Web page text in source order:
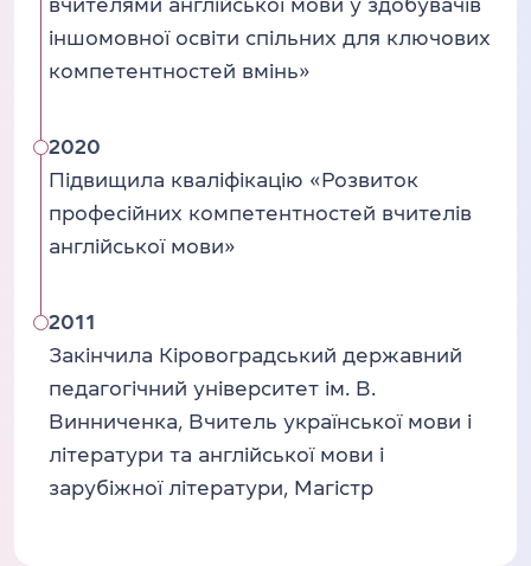
вчителями англійської мови у здобувачів
іншомовної освіти спільних для ключових
компетентностей вмінь»
2020
Підвищила кваліфікацію «Розвиток
професійних компетентностей вчителів
англійської мови»
2011
Закінчила Кіровоградський державний
педагогічний університет ім. В.
Винниченка, Вчитель української мови і
літератури та англійської мови і
зарубіжної літератури, Магістр